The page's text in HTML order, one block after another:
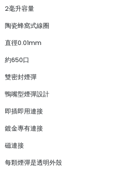
2毫升容量
陶瓷蜂窩式線圈
直徑0.01mm
約650口
雙密封煙彈
鴨嘴型煙彈設計
即插即用連接
鍍金專有連接
磁連接
每顆煙彈是透明外殼